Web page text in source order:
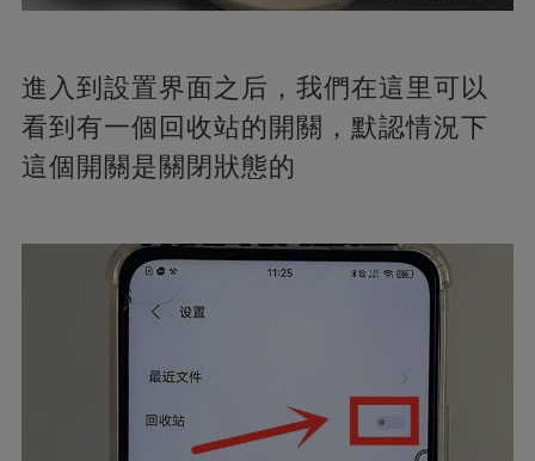
進入到設置界面之后，我們在這里可以
看到有一個回收站的開關，默認情況下
這個開關是關閉狀態的